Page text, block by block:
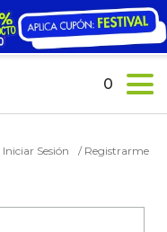
Iniciar Sesión / Registrarme
0